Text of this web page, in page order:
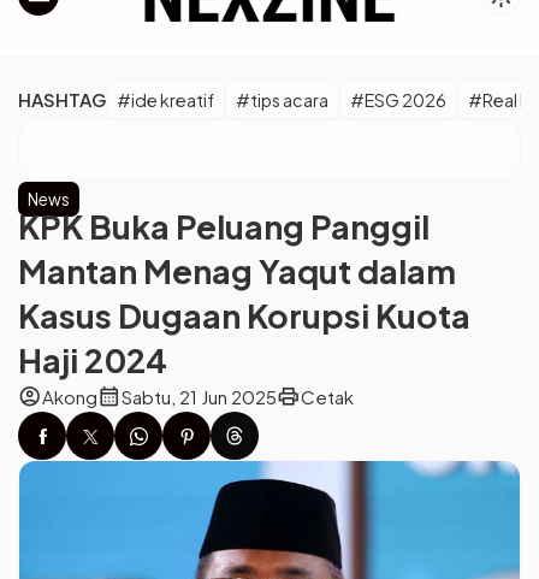
HASHTAG #ide kreatif #tips acara #ESG 2026 #Real
News
KPK Buka Peluang Panggil
Mantan Menag Yaqut dalam
Kasus Dugaan Korupsi Kuota
Haji 2024
account_circleAkongcalendar_monthSabtu, 21 Jun 2025printCetak